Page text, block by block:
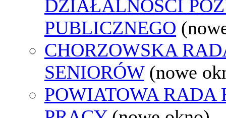
DZIAŁALNOŚCI
PUBLICZNEGO
CHORZOWSKA
SENIORÓW (nowe
POWIATOWA RADA